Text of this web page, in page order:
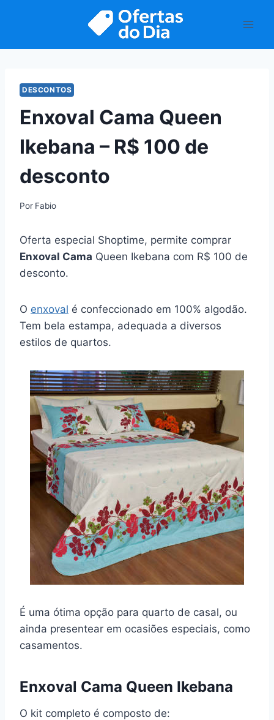
DESCONTOS
Enxoval Cama Queen
Ikebana – R$ 100 de
desconto
Por Fabio
Oferta especial Shoptime, permite comprar
Enxoval Cama Queen Ikebana com R$ 100 de
desconto.
O enxoval é confeccionado em 100% algodão.
Tem bela estampa, adequada a diversos
estilos de quartos.
É uma ótima opção para quarto de casal, ou
ainda presentear em ocasiões especiais, como
casamentos.
Enxoval Cama Queen Ikebana
O kit completo é composto de: